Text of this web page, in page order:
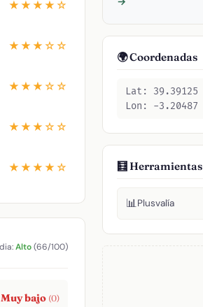
★★★★☆
★★★☆☆
★★★☆☆
★★★☆☆
★★★★☆
Alto(66/100)
Muy bajo (0)
🌍 Coordenadas
Lat: 39.39125
Lon: -3.20487
🧮 Herramientas
📊Plusvalía